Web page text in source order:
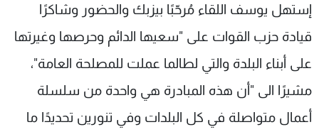
إستهل يوسف اللقاء مُرحّبًا بيزبك والحضور وشاكرًا
قيادة حزب القوات على "سعيها الدائم وحرصها وغيرتها
على أبناء البلدة والتي لطالما عملت للمصلحة العامة"،
مشيرًا الى "أن هذه المبادرة هي واحدة من سلسلة
أعمال متواصلة في كل البلدات وفي تنورين تحديدًا ما